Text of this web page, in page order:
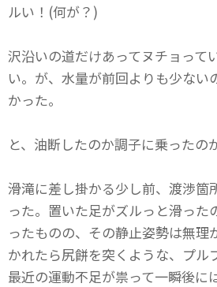
ルい！(何が？)
沢沿いの道だけあってヌチョって
い。が、水量が前回よりも少ない
かった。
と、油断したのか調子に乗ったの
滑滝に差し掛かる少し前、渡渉箇
った。置いた足がズルっと滑った
ったものの、その静止姿勢は無理
かれたら尻餅を突くような、プル
最近の運動不足が祟って一瞬後に